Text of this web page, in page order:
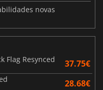
novas
Flag Resynced
37.75€
28.68€